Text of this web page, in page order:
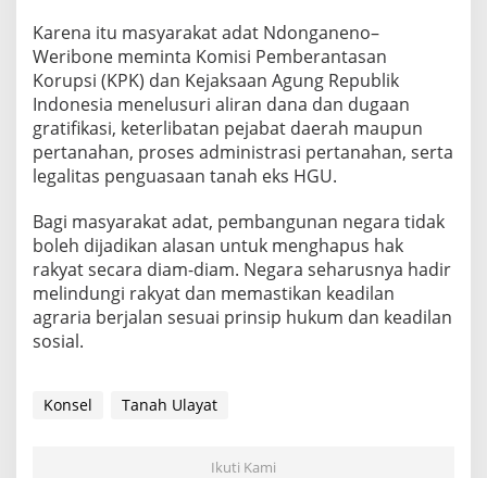
Karena itu masyarakat adat Ndonganeno–
Weribone meminta Komisi Pemberantasan
Korupsi (KPK) dan Kejaksaan Agung Republik
Indonesia menelusuri aliran dana dan dugaan
gratifikasi, keterlibatan pejabat daerah maupun
pertanahan, proses administrasi pertanahan, serta
legalitas penguasaan tanah eks HGU.
Bagi masyarakat adat, pembangunan negara tidak
boleh dijadikan alasan untuk menghapus hak
rakyat secara diam-diam. Negara seharusnya hadir
melindungi rakyat dan memastikan keadilan
agraria berjalan sesuai prinsip hukum dan keadilan
sosial.
Konsel Tanah Ulayat
Ikuti Kami